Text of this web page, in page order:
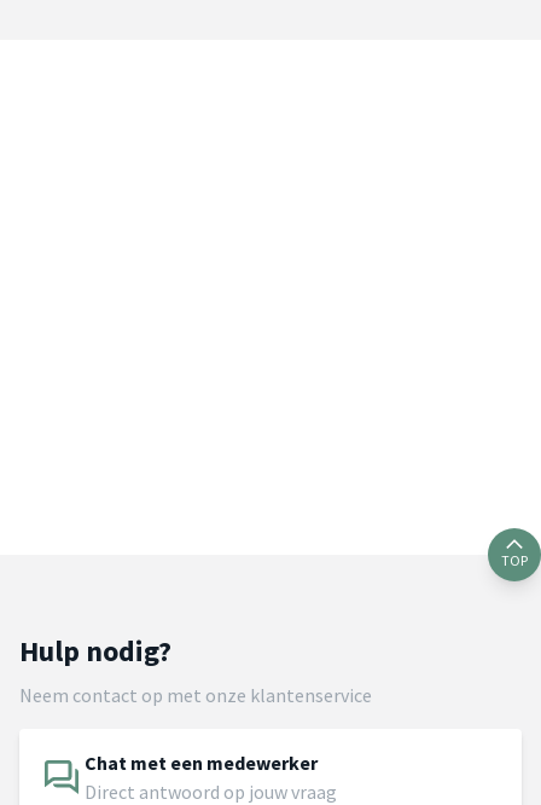
TOP
Hulp nodig?
Neem contact op met onze klantenservice
Chat met een medewerker
Direct antwoord op jouw vraag